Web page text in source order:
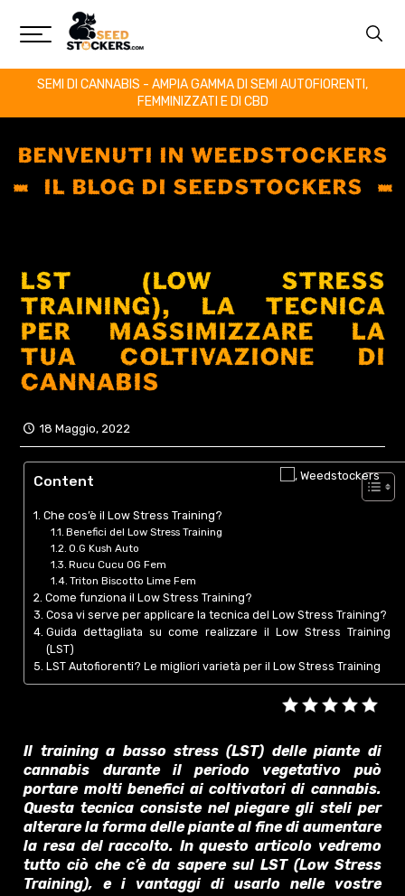
SEMI DI CANNABIS - AMPIA GAMMA DI SEMI AUTOFIORENTI,
FEMMINIZZATI E DI CBD
BENVENUTI IN WEEDSTOCKERS
IL BLOG DI SEEDSTOCKERS
LST (LOW STRESS
TRAINING), LA TECNICA
PER MASSIMIZZARE LA
TUA COLTIVAZIONE DI
CANNABIS
18 Maggio, 2022
Content
Che cos’è il Low Stress Training?
Benefici del Low Stress Training
O.G Kush Auto
Rucu Cucu OG Fem
Triton Biscotto Lime Fem
Come funziona il Low Stress Training?
Cosa vi serve per applicare la tecnica del Low Stress Training?
Guida dettagliata su come realizzare il Low Stress Training
(LST)
LST Autofiorenti? Le migliori varietà per il Low Stress Training
Il training a basso stress (LST) delle piante di
cannabis durante il periodo vegetativo può
portare molti benefici ai coltivatori di cannabis.
Questa tecnica consiste nel piegare gli steli per
alterare la forma delle piante al fine di aumentare
la resa del raccolto. In questo articolo vedremo
tutto ciò che c’è da sapere sul LST (Low Stress
Training), e i vantaggi di usarlo nelle vostre